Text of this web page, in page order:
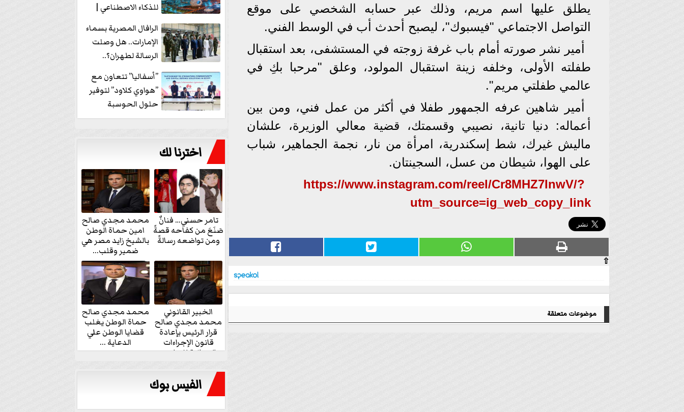
يطلق عليها اسم مريم، وذلك عبر حسابه الشخصي على موقع
التواصل الاجتماعي "فيسبوك"، ليصبح أحدث أب في الوسط الفني.
أمير نشر صورته أمام باب غرفة زوجته في المستشفى، بعد استقبال
طفلته الأولى، وخلفه زينة استقبال المولود، وعلق "مرحبا بكِ في
عالمي طفلتي مريم".
أمير شاهين عرفه الجمهور طفلا في أكثر من عمل فني، ومن بين
أعماله: دنيا تانية، نصيبي وقسمتك، قضية معالي الوزيرة، علشان
ماليش غيرك، شط إسكندرية، امرأة من نار، نجمة الجماهير، شباب
على الهوا، شيطان من عسل، السجينتان.
https://www.instagram.com/reel/Cr8MHZ7InwV/?
utm_source=ig_web_copy_link
⇧
موضوعات متعلقة
للذكاء الاصطناعي |
الرافال المصرية بسماء
الإمارات.. هل وصلت
الرسالة لطهران؟..
”ماعت جروب” تُجيب؟
|...
”أسفاليا” تتعاون مع
”هواوي كلاود” لتوفير
حلول الحوسبة
السحابية والأمن
اخترنا لك
تامر حسني… فنانٌ
صَنَعَ من كفاحه قصةً
ومن تواضعه رسالةً
محمد مجدي صالح
امين حماة الوطن
بالشيخ زايد مصر هي
ضمير وقلب...
الخبير القانوني
محمد مجدي صالح
قرار الرئيس بإعادة
قانون الإجراءات
الجنائية للنواب...
محمد مجدي صالح
حماة الوطن يغلب
قضايا الوطن علي
الدعاية ...
الفيس بوك